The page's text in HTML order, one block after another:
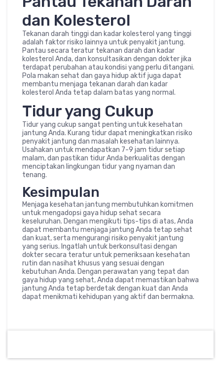
dan Kolesterol
Tekanan darah tinggi dan kadar kolesterol yang tinggi
adalah faktor risiko lainnya untuk penyakit jantung.
Pantau secara teratur tekanan darah dan kadar
kolesterol Anda, dan konsultasikan dengan dokter jika
terdapat perubahan atau kondisi yang perlu ditangani.
Pola makan sehat dan gaya hidup aktif juga dapat
membantu menjaga tekanan darah dan kadar
kolesterol Anda tetap dalam batas yang normal.
Tidur yang Cukup
Tidur yang cukup sangat penting untuk kesehatan
jantung Anda. Kurang tidur dapat meningkatkan risiko
penyakit jantung dan masalah kesehatan lainnya.
Usahakan untuk mendapatkan 7-9 jam tidur setiap
malam, dan pastikan tidur Anda berkualitas dengan
menciptakan lingkungan tidur yang nyaman dan
tenang.
Kesimpulan
Menjaga kesehatan jantung membutuhkan komitmen
untuk mengadopsi gaya hidup sehat secara
keseluruhan. Dengan mengikuti tips-tips di atas, Anda
dapat membantu menjaga jantung Anda tetap sehat
dan kuat, serta mengurangi risiko penyakit jantung
yang serius. Ingatlah untuk berkonsultasi dengan
dokter secara teratur untuk pemeriksaan kesehatan
rutin dan nasihat khusus yang sesuai dengan
kebutuhan Anda. Dengan perawatan yang tepat dan
gaya hidup yang sehat, Anda dapat memastikan bahwa
jantung Anda tetap berdetak dengan kuat dan Anda
dapat menikmati kehidupan yang aktif dan bermakna.